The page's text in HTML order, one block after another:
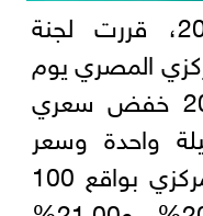
وفي آخر اجتماعات 2025، قررت لجنة
المصري يوم
الخميس 25 ديسمبر 2025 خفض سعري
واحدة وسعر
العملية الرئيسية للبنك المركزي بواقع 100